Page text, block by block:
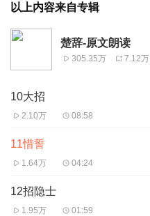
以上内容来自专辑
楚辞-原文朗读
305.35万 7.12万
10大招
2.10万 08:58
11惜誓
1.64万 04:24
12招隐士
1.95万 01:59